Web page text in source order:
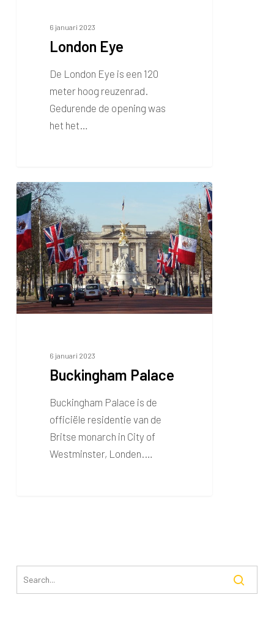
6 januari 2023
London Eye
De London Eye is een 120
meter hoog reuzenrad.
Gedurende de opening was
het het…
Buckingham
Palace
6 januari 2023
Buckingham Palace
Buckingham Palace is de
officiële residentie van de
Britse monarch in City of
Westminster, Londen.…